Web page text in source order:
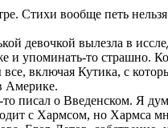
Стихи вообще петь
девочкой вылезла в
упоминать-то страшно.
включая Кутика, с
Америке.
писал о Введенском. Я
с Хармсом, но Хармса